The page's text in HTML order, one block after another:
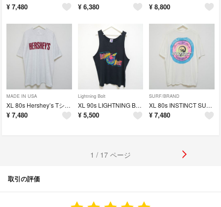
¥ 7,480 ¥ 6,380 ¥ 8,800
MADE IN USA
XL 80s Hershey’s Tシャツ ハーシーチョコレート USA製
¥ 7,480
Lightning Bolt
XL 90s LIGHTNING BOLT サーファー タンクトップ USA製
¥ 5,500
SURF/BRAND
XL 80s INSTINCT SURF Tシャツ Hanes 白 USA製
¥ 7,480
1 / 17 ページ
取引の評価